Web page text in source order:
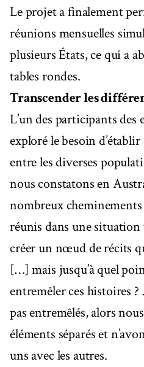
Le projet a finalement
réunions mensuelles
plusieurs États, ce qui a
tables rondes.
Transcender les
L’un des participants des
exploré le besoin
entre les diverses
nous constatons en
nombreux
réunis dans une
créer un nœud de récits
[…] mais jusqu’à quel
entremêler ces histoires
pas entremêlés, alors
éléments séparés et
uns avec les autres.